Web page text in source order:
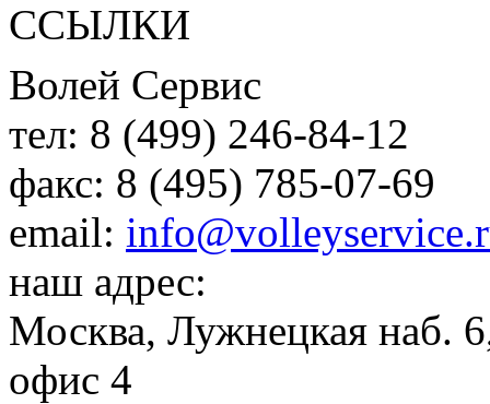
ССЫЛКИ
Волей Сервис
тел: 8 (499) 246-84-12
факс: 8 (495) 785-07-69
email:
наш адрес:
Москва, Лужнецкая наб.
офис 4